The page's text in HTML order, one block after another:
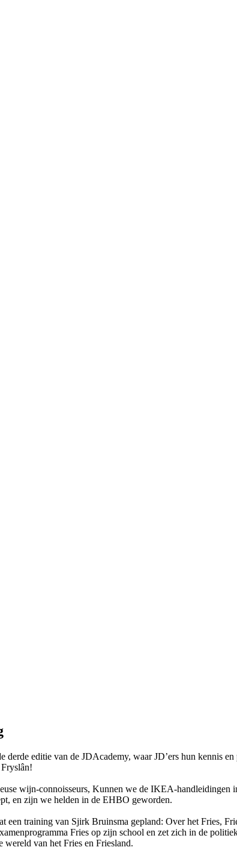
derde editie van de JDAcademy, waar JD’ers hun kennis en
wijn-connoisseurs, Kunnen we de IKEA-handleidingen
en zijn we helden in de EHBO geworden.
een training van Sjirk Bruinsma gepland: Over het Fries,
Fries op zijn school en zet zich in de
wereld van het Fries en Friesland.